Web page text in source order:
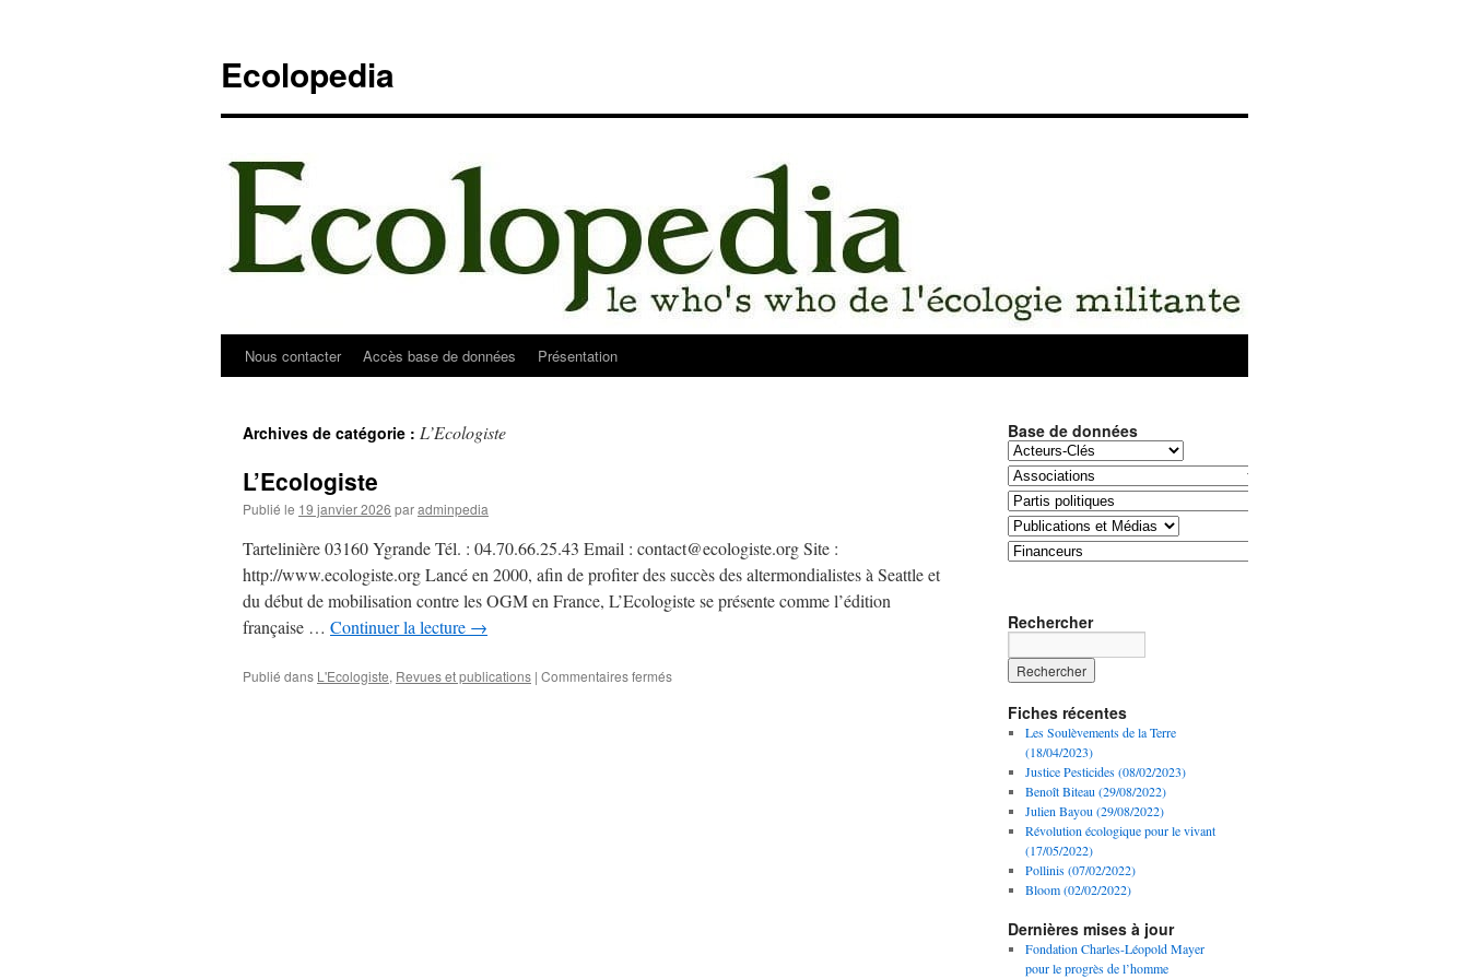
contenu
Ecolopedia
Nous contacter Accès base de données Présentation
Archives de catégorie : L’Ecologiste
L’Ecologiste
Publié le 19 janvier 2026 paradminpedia
Tartelinière 03160 Ygrande Tél. : 04.70.66.25.43 Email : contact@ecologiste.org Site :
http://www.ecologiste.org Lancé en 2000, afin de profiter des succès des altermondialistes à Seattle et
du début de mobilisation contre les OGM en France, L’Ecologiste se présente comme l’édition
française … Continuer la lecture →
Publié dans L'Ecologiste, Revues et publications | Commentaires ferméssur
Base de données
Rechercher
Fiches récentes
Les Soulèvements de la Terre
(18/04/2023)
Justice Pesticides (08/02/2023)
Benoît Biteau (29/08/2022)
Julien Bayou (29/08/2022)
Révolution écologique pour le vivant
(17/05/2022)
Pollinis (07/02/2022)
Bloom (02/02/2022)
Dernières mises à jour
Fondation Charles-Léopold Mayer
pour le progrès de l’homme